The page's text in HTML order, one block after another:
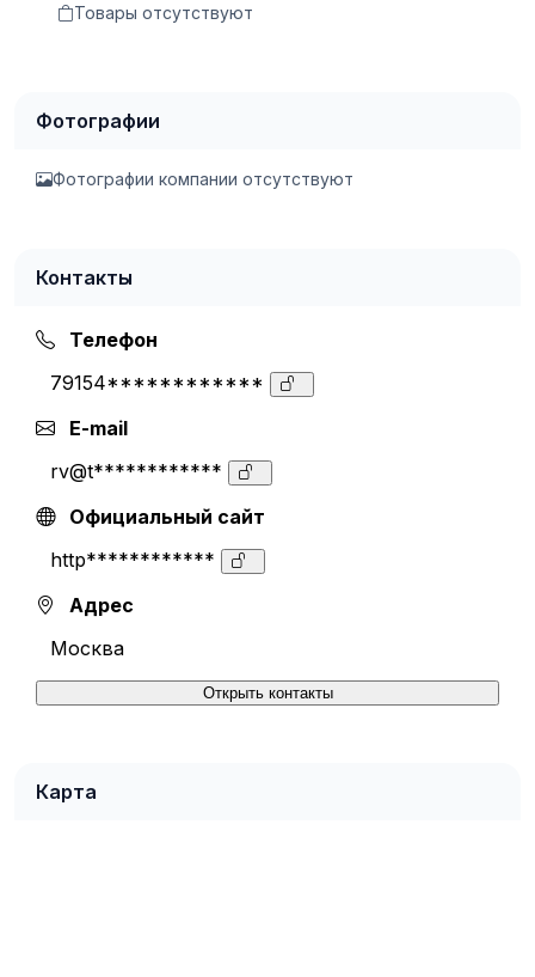
Товары отсутствуют
Фотографии
Фотографии компании отсутствуют
Контакты
Телефон
79154************
E-mail
rv@t************
Официальный сайт
http************
Адрес
Москва
Открыть контакты
Карта